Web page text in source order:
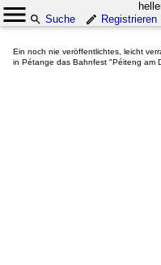
Suche
Registrieren
Ein noch nie veröffentlichtes, leicht
in Pétange das Bahnfest "Péiteng am